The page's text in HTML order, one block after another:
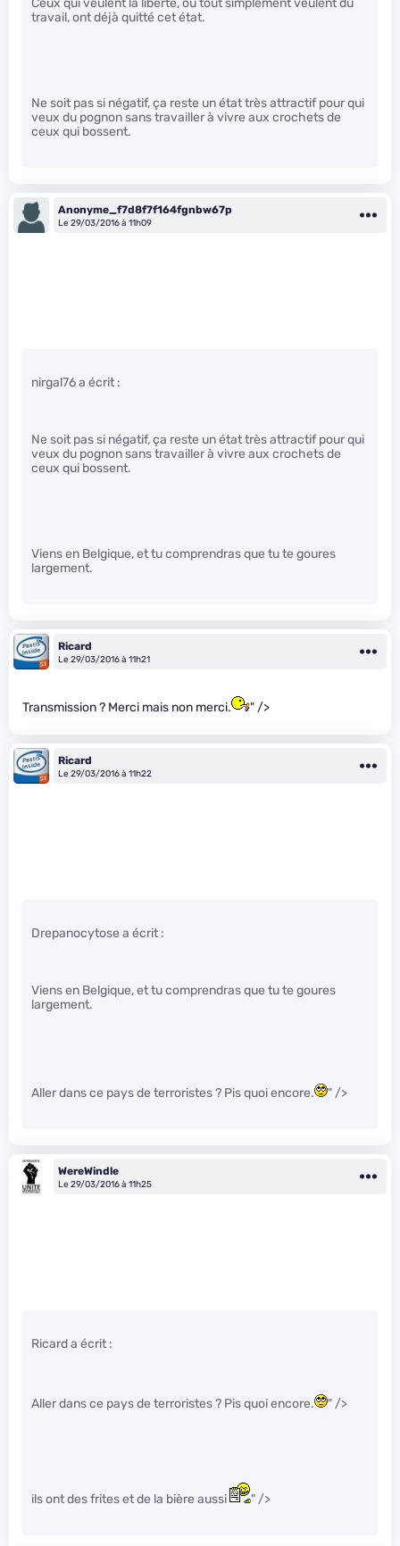
Ceux qui veulent la liberté, ou tout simplement veulent du
travail, ont déjà quitté cet état.
Ne soit pas si négatif, ça reste un état très attractif pour qui
veux du pognon sans travailler à vivre aux crochets de
ceux qui bossent.
Anonyme_f7d8f7f164fgnbw67p
Le 29/03/2016 à 11h09
nirgal76 a écrit :
Ne soit pas si négatif, ça reste un état très attractif pour qui
veux du pognon sans travailler à vivre aux crochets de
ceux qui bossent.
Viens en Belgique, et tu comprendras que tu te goures
largement.
Ricard
Le 29/03/2016 à 11h21
Transmission ? Merci mais non merci. " />
Ricard
Le 29/03/2016 à 11h22
Drepanocytose a écrit :
Viens en Belgique, et tu comprendras que tu te goures
largement.
Aller dans ce pays de terroristes ? Pis quoi encore. " />
WereWindle
Le 29/03/2016 à 11h25
Ricard a écrit :
Aller dans ce pays de terroristes ? Pis quoi encore. " />
ils ont des frites et de la bière aussi " />